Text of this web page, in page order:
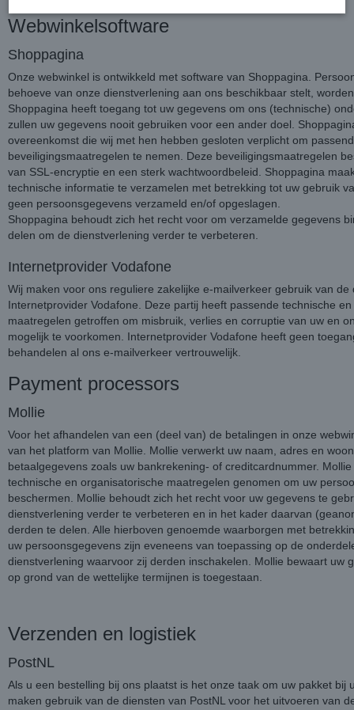
Webwinkelsoftware
Shoppagina
Onze webwinkel is ontwikkeld met software van Shoppagina.
behoeve van onze dienstverlening aan ons beschikbaar stelt,
Shoppagina heeft toegang tot uw gegevens om ons (technische)
zullen uw gegevens nooit gebruiken voor een ander doel.
overeenkomst die wij met hen hebben gesloten verplicht om
beveiligingsmaatregelen te nemen. Deze beveiligingsmaatregelen
van SSL-encryptie en een sterk wachtwoordbeleid. Shoppagina
technische informatie te verzamelen met betrekking tot uw gebruik
geen persoonsgegevens verzameld en/of opgeslagen.
Shoppagina behoudt zich het recht voor om verzamelde gegevens
delen om de dienstverlening verder te verbeteren.
Internetprovider Vodafone
Wij maken voor ons reguliere zakelijke e-mailverkeer gebruik van de
Internetprovider Vodafone. Deze partij heeft passende technische
maatregelen getroffen om misbruik, verlies en corruptie van uw en
mogelijk te voorkomen. Internetprovider Vodafone heeft geen
behandelen al ons e-mailverkeer vertrouwelijk.
Payment processors
Mollie
Voor het afhandelen van een (deel van) de betalingen in onze
van het platform van Mollie. Mollie verwerkt uw naam, adres en
betaalgegevens zoals uw bankrekening- of creditcardnummer.
technische en organisatorische maatregelen genomen om uw
beschermen. Mollie behoudt zich het recht voor uw gegevens te
dienstverlening verder te verbeteren en in het kader daarvan
derden te delen. Alle hierboven genoemde waarborgen met
uw persoonsgegevens zijn eveneens van toepassing op de
dienstverlening waarvoor zij derden inschakelen. Mollie bewaart uw
op grond van de wettelijke termijnen is toegestaan.
Verzenden en logistiek
PostNL
Als u een bestelling bij ons plaatst is het onze taak om uw pakket bij
maken gebruik van de diensten van PostNL voor het uitvoeren van